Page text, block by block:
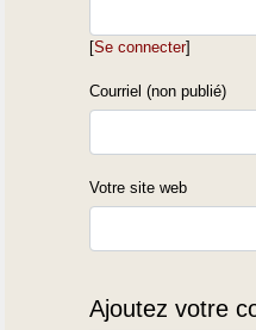
[Se connecter]
Courriel (non publié)
Votre site web
Ajoutez votre